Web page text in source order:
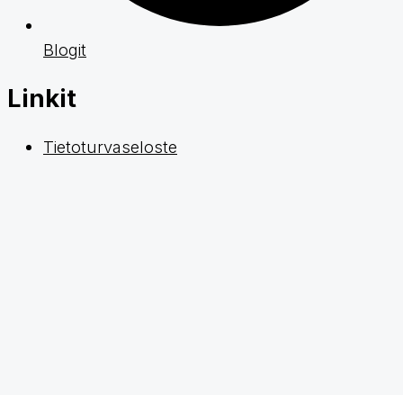
Blogit
Linkit
Tietoturvaseloste